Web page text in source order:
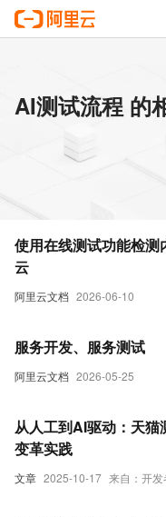
AI测试流程 的
阿里云文档 2026-06-10
使用在线测试功能检
云
阿里云文档 2026-05-25
服务开发、服务测试
文章 2025-10-17 来自：开发
从人工到AI驱动：天猫
变革实践